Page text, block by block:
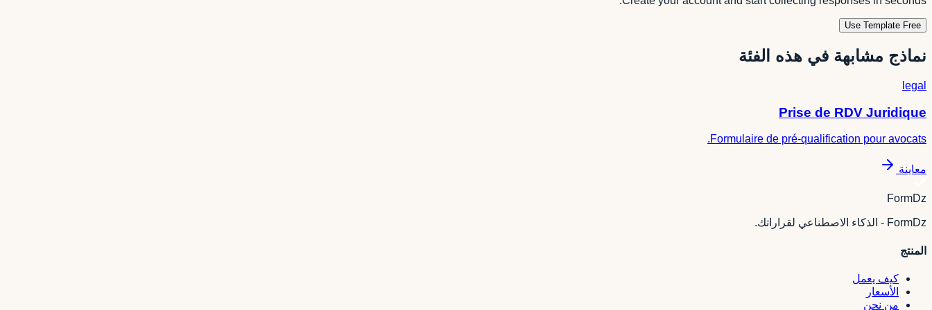
Use Template Free
نماذج مشابهة في هذه الفئة
legal
Prise de RDV Juridique
Formulaire de pré-qualification pour avocats.
معاينة
FormDz
FormDz - الذكاء الاصطناعي لقراراتك.
المنتج
كيف يعمل
الأسعار
من نحن